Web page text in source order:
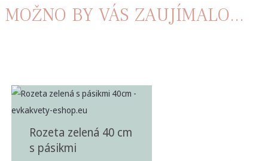
MOŽNO BY VÁS ZAUJÍMALO...
Rozeta zelená 40 cm
s pásikmi